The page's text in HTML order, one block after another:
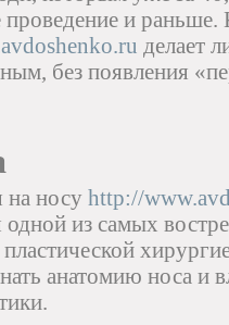
и
делает
без появления
на носу http://
одной из самых
анатомию носа и